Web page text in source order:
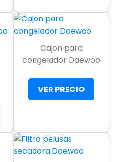
Cajon para
congelador Daewoo
VER PRECIO